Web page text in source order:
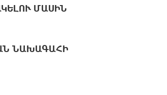
ՄԱՍԻՆ
ՆԱԽԱԳԱՀԻ